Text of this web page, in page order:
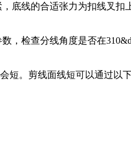
底线的合适张力为扣线叉
检查分线角度是否在
短。剪线面线短可以通过以下